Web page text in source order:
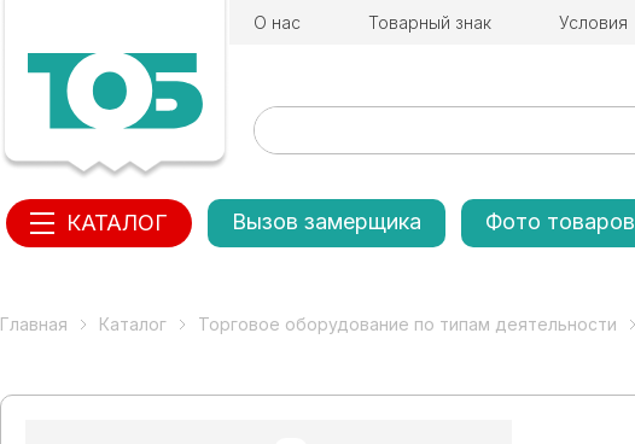
О нас Товарный знак Условия
КАТАЛОГ Вызов замерщика Фото товаров
Главная Каталог Торговое оборудование по типам деятельности